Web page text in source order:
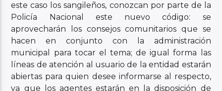
este caso los sangileños, conozcan por parte de la
Policía Nacional este nuevo código: se
aprovecharán los consejos comunitarios que se
hacen en conjunto con la administración
municipal para tocar el tema; de igual forma las
líneas de atención al usuario de la entidad estarán
abiertas para quien desee informarse al respecto,
ya que los agentes estarán en la disposición de